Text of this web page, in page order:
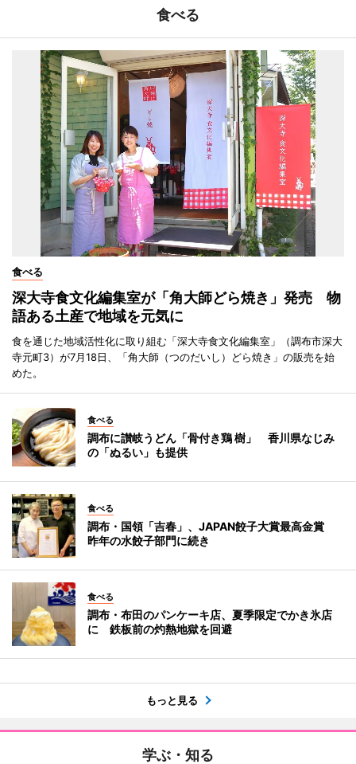
食べる
食べる
深大寺食文化編集室が「角大師どら焼き」発売 物
語ある土産で地域を元気に
食を通じた地域活性化に取り組む「深大寺食文化編集室」（調布市深大
寺元町3）が7月18日、「角大師（つのだいし）どら焼き」の販売を始
めた。
食べる
調布に讃岐うどん「骨付き鶏 樹」 香川県なじみ
の「ぬるい」も提供
食べる
調布・国領「吉春」、JAPAN餃子大賞最高金賞
昨年の水餃子部門に続き
食べる
調布・布田のパンケーキ店、夏季限定でかき氷店
に 鉄板前の灼熱地獄を回避
もっと見る
学ぶ・知る